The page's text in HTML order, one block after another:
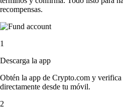
recompensas.
1
Descarga la app
Obtén la app de Crypto.com y
directamente desde tu móvil.
2